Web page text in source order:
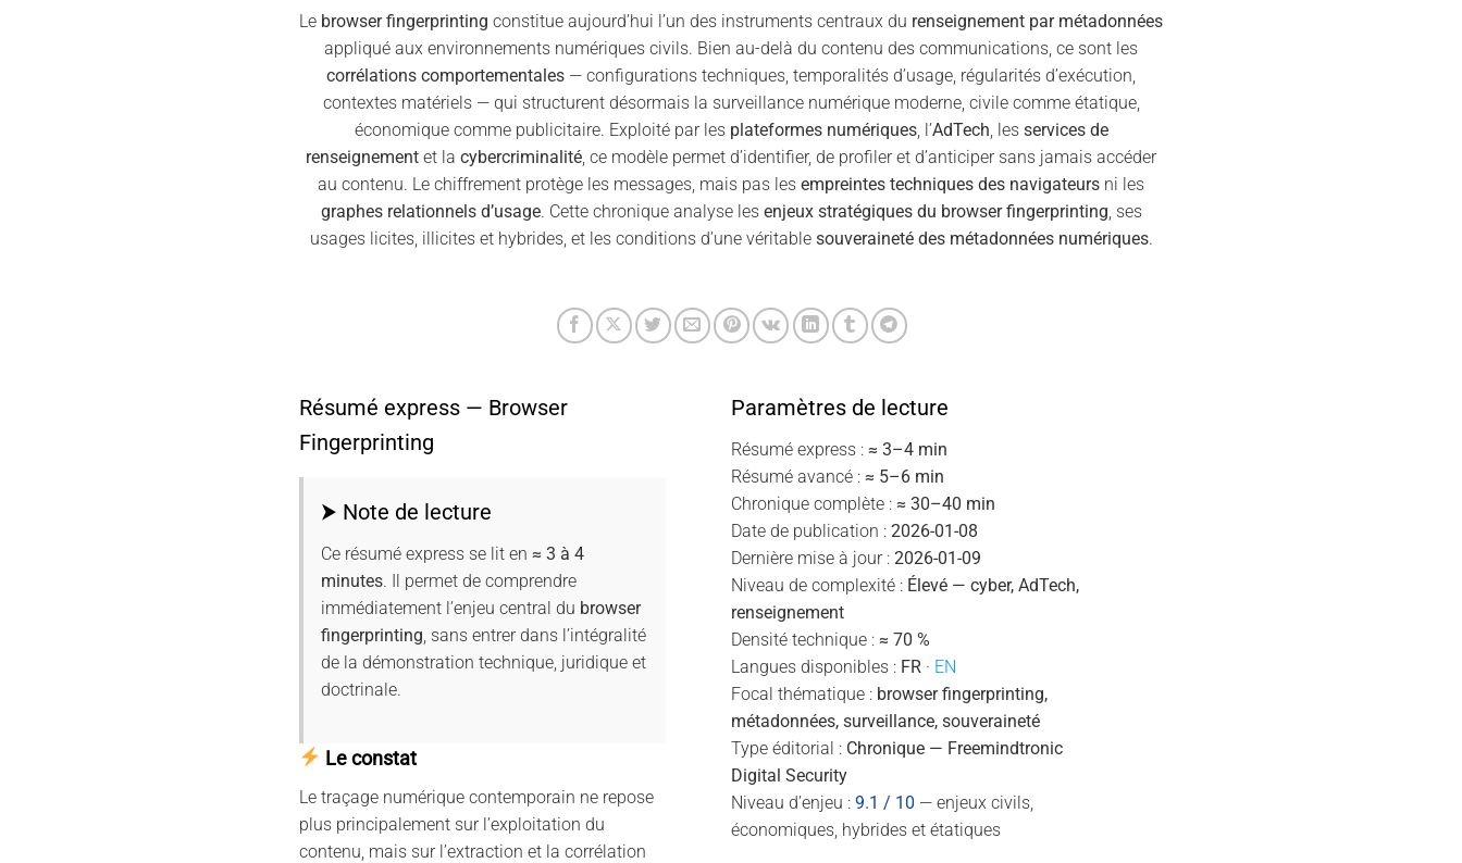
Le browser fingerprinting constitue aujourd’hui l’un des instruments centraux du renseignement par métadonnées
appliqué aux environnements numériques civils. Bien au-delà du contenu des communications, ce sont les
corrélations comportementales — configurations techniques, temporalités d’usage, régularités d’exécution,
contextes matériels — qui structurent désormais la surveillance numérique moderne, civile comme étatique,
économique comme publicitaire. Exploité par les plateformes numériques, l’AdTech , les services de
renseignement et la cybercriminalité , ce modèle permet d’identifier, de profiler et d’anticiper sans jamais accéder
au contenu. Le chiffrement protège les messages, mais pas les empreintes techniques des navigateurs ni les
graphes relationnels d’usage. Cette chronique analyse les enjeux stratégiques du browser fingerprinting , ses
usages licites, illicites et hybrides, et les conditions d’une véritable souveraineté des métadonnées numériques.
Résumé express — Browser
Fingerprinting
⮞ Note de lecture
Ce résumé express se lit en ≈ 3 à 4
minutes. Il permet de comprendre
immédiatement l’enjeu central du browser
fingerprinting , sans entrer dans l’intégralité
de la démonstration technique, juridique et
doctrinale.
Le constat
Le traçage numérique contemporain ne repose
plus principalement sur l’exploitation du
contenu, mais sur l’extraction et la corrélation
Paramètres de lecture
Résumé express : ≈ 3–4 min
Résumé avancé : ≈ 5–6 min
Chronique complète : ≈ 30–40 min
Date de publication : 2026-01-08
Dernière mise à jour : 2026-01-09
Niveau de complexité : Élevé — cyber, AdTech,
renseignement
Densité technique : ≈ 70 %
Langues disponibles : FR · EN
Focal thématique : browser fingerprinting,
métadonnées, surveillance, souveraineté
Type éditorial : Chronique — Freemindtronic
Digital Security
Niveau d’enjeu : 9.1 / 10 — enjeux civils,
économiques, hybrides et étatiques